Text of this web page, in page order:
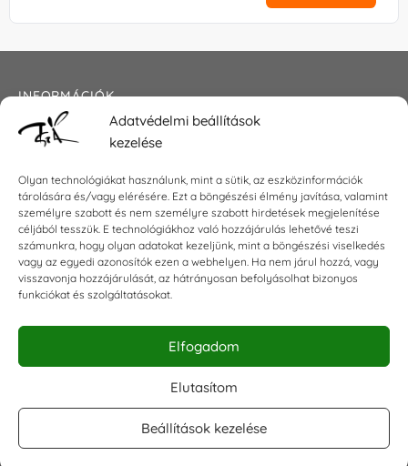
Adatvédelmi beállítások
kezelése
Olyan technológiákat használunk, mint a sütik, az eszközinformációk
tárolására és/vagy elérésére. Ezt a böngészési élmény javítása, valamint
személyre szabott és nem személyre szabott hirdetések megjelenítése
céljából tesszük. E technológiákhoz való hozzájárulás lehetővé teszi
számunkra, hogy olyan adatokat kezeljünk, mint a böngészési viselkedés
vagy az egyedi azonosítók ezen a webhelyen. Ha nem járul hozzá, vagy
visszavonja hozzájárulását, az hátrányosan befolyásolhat bizonyos
funkciókat és szolgáltatásokat.
Elfogadom
Elutasítom
Beállítások kezelése
INFORMÁCIÓK
Általános szerződési feltételek
Impresszum
KAPCSOLAT
E-mail:shop@torokszilvi.com
Telefon: +36 30 6767872
KÖZÖSSÉGI
Facebook csoport